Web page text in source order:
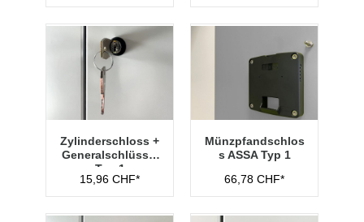
Zylinderschloss +
Generalschlüssel
Typ 1
15,96 CHF*
Münzpfandschlos
s ASSA Typ 1
66,78 CHF*